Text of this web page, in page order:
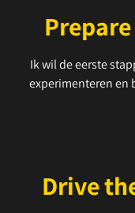
Ik wil de eerste
experimenteren en
Drive